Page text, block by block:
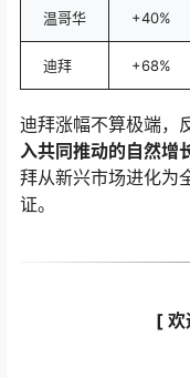
温哥华 +40%
迪拜 +68%
迪拜涨幅不算极端，
入共同推动的自然增
拜从新兴市场进化为
证。
[ 欢